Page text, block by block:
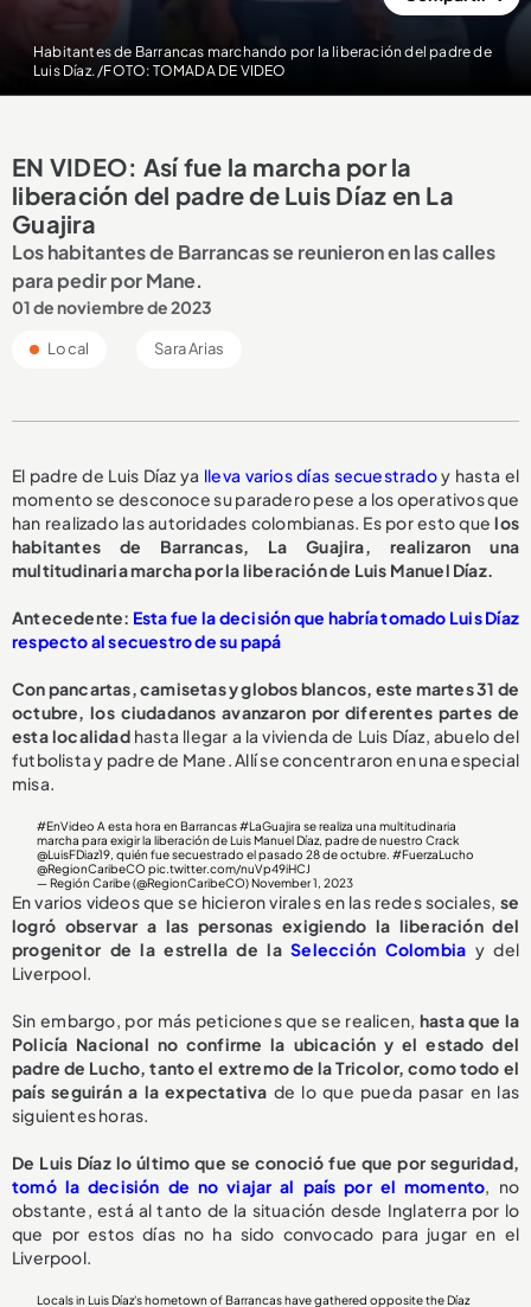
Habitantes de Barrancas marchando por la liberación del padre de
Luis Díaz. /FOTO: TOMADA DE VIDEO
EN VIDEO: Así fue la marcha por la
liberación del padre de Luis Díaz en La
Guajira
Los habitantes de Barrancas se reunieron en las calles
para pedir por Mane.
01 de noviembre de 2023
Local Sara Arias
El padre de Luis Díaz ya lleva varios días secuestradoy hasta el
momento se desconoce su paradero pese a los operativos que
han realizado las autoridades colombianas. Es por esto que los
habitantes de Barrancas, La Guajira, realizaron una
multitudinaria marcha por la liberación de Luis Manuel Díaz.
Antecedente: Esta fue la decisión que habría tomado Luis Díaz
respecto al secuestro de su papá
Con pancartas, camisetas y globos blancos, este martes 31 de
octubre, los ciudadanos avanzaron por diferentes partes de
esta localidadhasta llegar a la vivienda de Luis Díaz, abuelo del
futbolista y padre de Mane. Allí se concentraron en una especial
misa.
#EnVideo A esta hora en Barrancas#LaGuajira se realiza una multitudinaria
marcha para exigir la liberación de Luis Manuel Díaz, padre de nuestro Crack
@LuisFDiaz19 , quién fue secuestrado el pasado 28 de octubre.#FuerzaLucho
@RegionCaribeCO pic.twitter.com/nuVp49iHCJ
— Región Caribe (@RegionCaribeCO)November 1, 2023
En varios videos que se hicieron virales en las redes sociales, se
logró observar a las personas exigiendo la liberación del
progenitor de la estrella de laSelección Colombia y del
Liverpool.
Sin embargo, por más peticiones que se realicen, hasta que la
Policía Nacional no confirme la ubicación y el estado del
padre de Lucho, tanto el extremo de la Tricolor, como todo el
país seguirán a la expectativa de lo que pueda pasar en las
siguientes horas.
De Luis Díaz lo último que se conoció fue que por seguridad,
tomó la decisión de no viajar al país por el momento, no
obstante, está al tanto de la situación desde Inglaterra por lo
que por estos días no ha sido convocado para jugar en el
Liverpool.
Locals in Luis Díaz's hometown of Barrancas have gathered opposite the Díaz